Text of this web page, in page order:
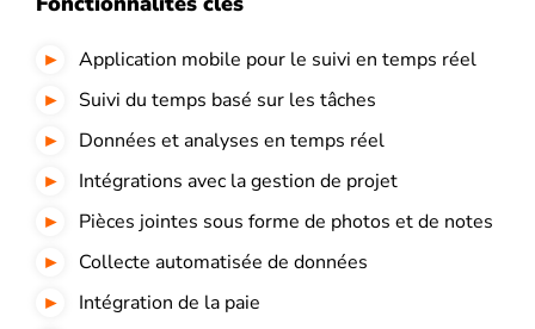
Application mobile pour le suivi en temps réel
Suivi du temps basé sur les tâches
Données et analyses en temps réel
Intégrations avec la gestion de projet
Pièces jointes sous forme de photos et de notes
Collecte automatisée de données
Intégration de la paie